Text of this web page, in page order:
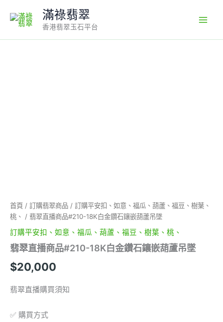
content
滿祿翡翠
香港翡翠玉石平台
首頁 / 訂購翡翠商品 / 訂購平安扣、如意、福瓜、葫蘆、福豆、樹葉、
桃、 / 翡翠直播商品#210-18K白金鑽石鑲嵌葫蘆吊墜
訂購平安扣、如意、福瓜、葫蘆、福豆、樹葉、桃、
翡翠直播商品#210-18K白金鑽石鑲嵌葫蘆吊墜
$20,000
翡翠直播購買須知
✅ 購買方式
蘆
吊
墜
數
量